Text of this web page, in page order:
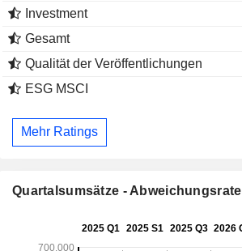
Investment
Gesamt
Qualität der Veröffentlichungen
ESG MSCI
Mehr Ratings
Quartalsumsätze - Abweichungsrate